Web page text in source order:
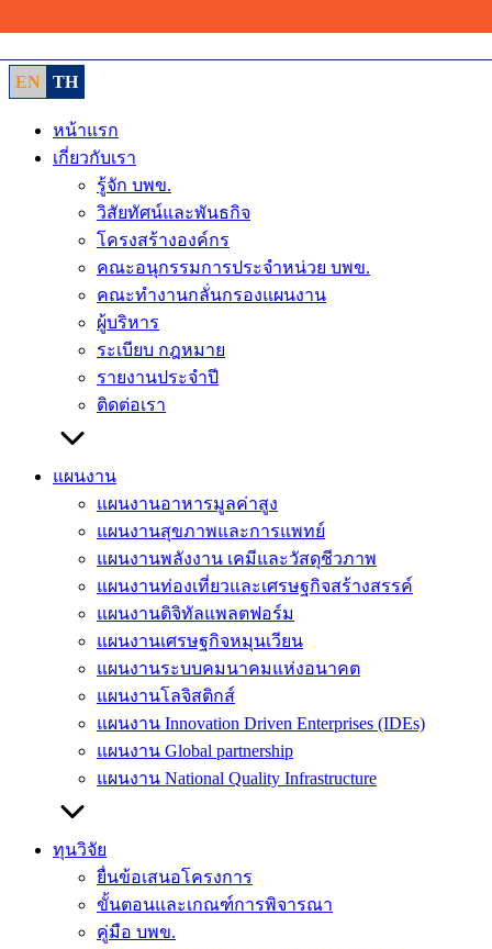
to
content
EN
TH
หน้าแรก
เกี่ยวกับเรา
รู้จัก บพข.
วิสัยทัศน์และพันธกิจ
โครงสร้างองค์กร
คณะอนุกรรมการประจำหน่วย บพข.
คณะทำงานกลั่นกรองแผนงาน
ผู้บริหาร
ระเบียบ กฎหมาย
รายงานประจำปี
ติดต่อเรา
แผนงาน
แผนงานอาหารมูลค่าสูง
แผนงานสุขภาพและการแพทย์
แผนงานพลังงาน เคมีและวัสดุชีวภาพ
แผนงานท่องเที่ยวและเศรษฐกิจสร้างสรรค์
แผนงานดิจิทัลแพลตฟอร์ม
แผนงานเศรษฐกิจหมุนเวียน
แผนงานระบบคมนาคมแห่งอนาคต
แผนงานโลจิสติกส์
แผนงาน Innovation Driven Enterprises (IDEs)
แผนงาน Global partnership
แผนงาน National Quality Infrastructure
ทุนวิจัย
ยื่นข้อเสนอโครงการ
ขั้นตอนและเกณฑ์การพิจารณา
คู่มือ บพข.